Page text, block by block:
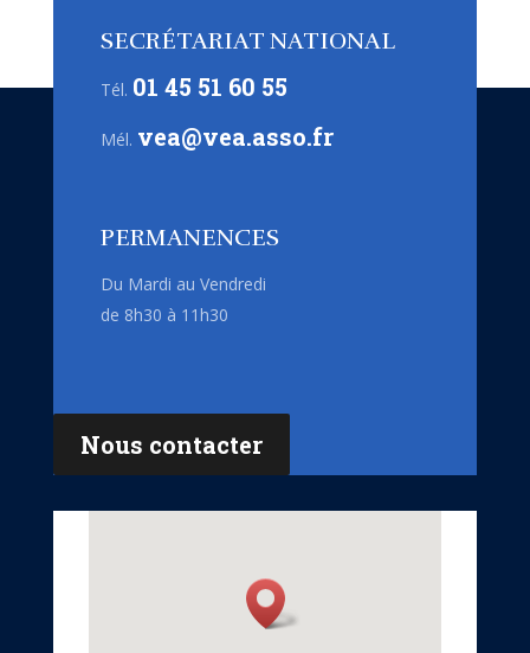
SECRÉTARIAT NATIONAL
Tél. 01 45 51 60 55
Mél. vea@vea.asso.fr
PERMANENCES
Du Mardi au Vendredi
de 8h30 à 11h30
Nous contacter